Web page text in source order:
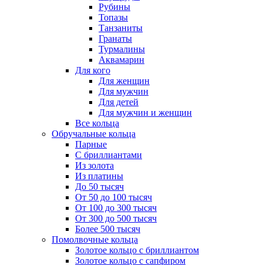
Рубины
Топазы
Танзаниты
Гранаты
Турмалины
Аквамарин
Для кого
Для женщин
Для мужчин
Для детей
Для мужчин и женщин
Все кольца
Обручальные кольца
Парные
С бриллиантами
Из золота
Из платины
До 50 тысяч
От 50 до 100 тысяч
От 100 до 300 тысяч
От 300 до 500 тысяч
Более 500 тысяч
Помолвочные кольца
Золотое кольцо с бриллиантом
Золотое кольцо с сапфиром